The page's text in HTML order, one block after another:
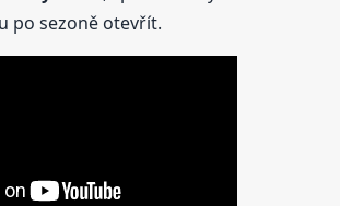
po sezoně otevřít.